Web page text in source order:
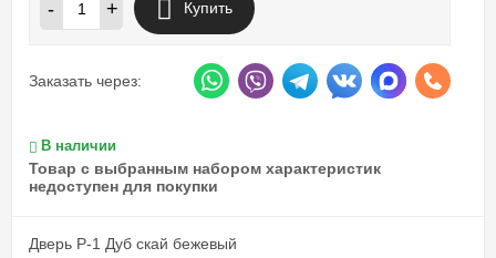
- + Купить
Заказать через:
В наличии
Товар с выбранным набором характеристик
недоступен для покупки
Дверь P-1 Дуб скай бежевый